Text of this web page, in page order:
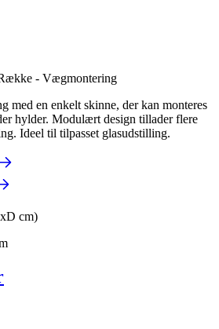
- Vægmontering
med en enkelt skinne, der kan monteres
hylder. Modulært design tillader flere
Ideel til tilpasset glasudstilling.
cm)